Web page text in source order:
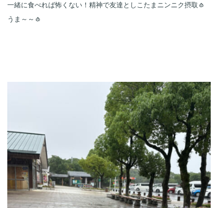
一緒に食べれば怖くない！精神で友達としこたまニンニク摂取🧄
うま～～🧄